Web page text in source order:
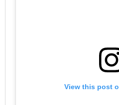
View this post